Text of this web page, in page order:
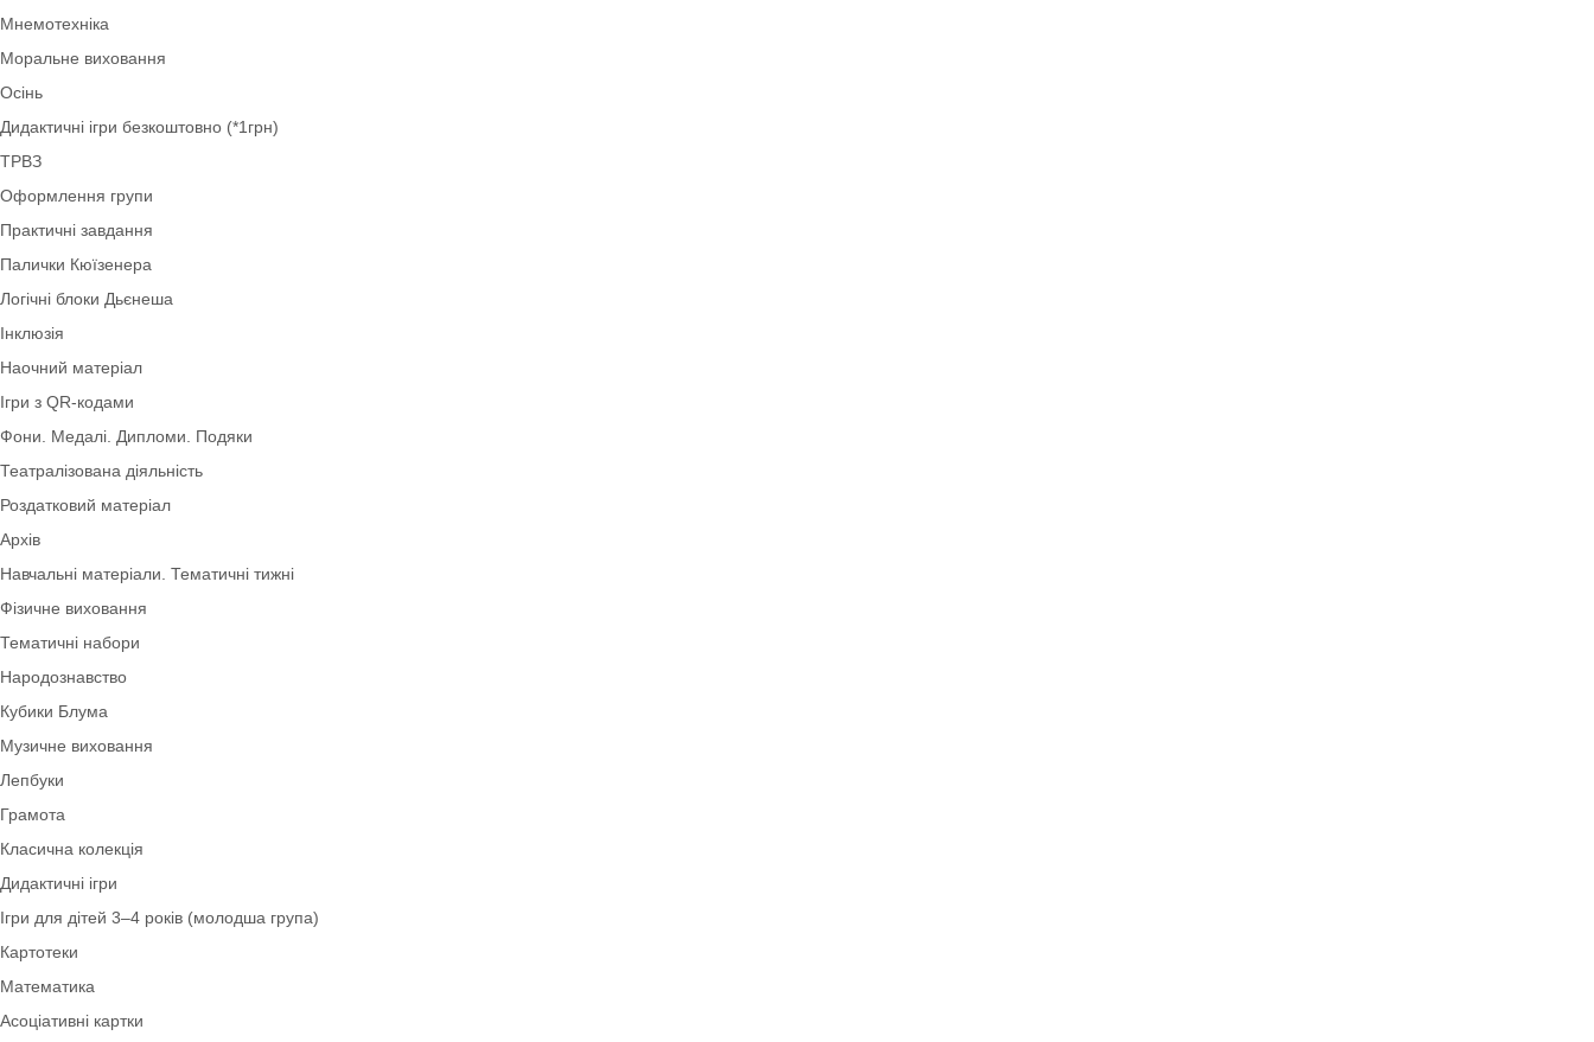
Круги Луллія
Нова українська школа НУШ
Демонстраційний матеріал
Інноваційні технології
Мнемотехніка
Моральне виховання
Дидактичні ігри безкоштовно (*1грн)
ТРВЗ
Оформлення групи
Практичні завдання
Палички Кюїзенера
Інклюзія
Наочний матеріал
Ігри з QR-кодами
Фони. Медалі. Дипломи. Подяки
Театралізована діяльність
Архів
Навчальні матеріали. Тематичні тижні
Фізичне виховання
Тематичні набори